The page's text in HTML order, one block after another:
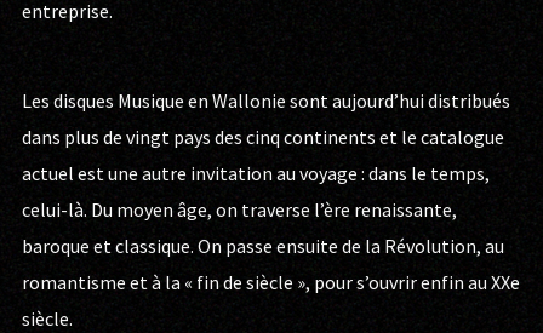
entreprise.
Les disques Musique en Wallonie sont aujourd’hui distribués
dans plus de vingt pays des cinq continents et le catalogue
actuel est une autre invitation au voyage : dans le temps,
celui-là. Du moyen âge, on traverse l’ère renaissante,
baroque et classique. On passe ensuite de la Révolution, au
romantisme et à la « fin de siècle », pour s’ouvrir enfin au XXe
siècle.